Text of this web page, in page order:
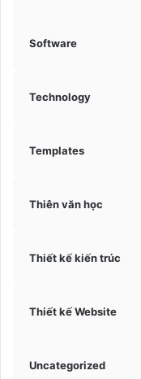
Software
Technology
Templates
Thiên văn học
Thiết kế kiến trúc
Thiết kế Website
Uncategorized